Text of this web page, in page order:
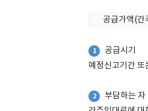
공급가액(
1
공급시기
예정신고기간 또
2
부담하는 자